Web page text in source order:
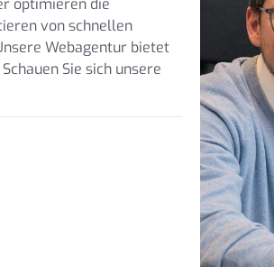
optimieren die
von schnellen
Webagentur bietet
Sie sich unsere